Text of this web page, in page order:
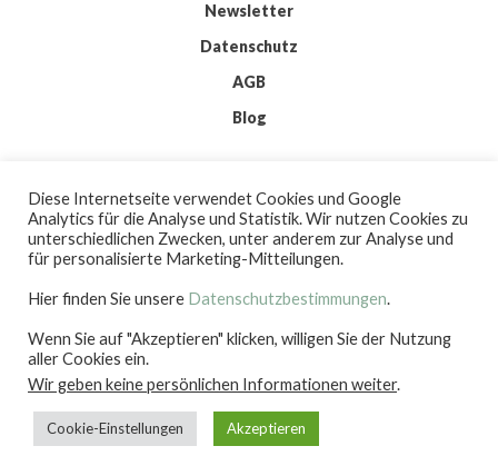
Newsletter
Datenschutz
AGB
Blog
BYWORDPRESS
| THEME: ELMASTUDIO
| ICONS: FLATICON
IMKIS
IDEEN FÜR MEDIEN & KOMMUNIKATION
Diese Internetseite verwendet Cookies und Google
Analytics für die Analyse und Statistik. Wir nutzen Cookies zu
unterschiedlichen Zwecken, unter anderem zur Analyse und
für personalisierte Marketing-Mitteilungen.
Hier finden Sie unsere Datenschutzbestimmungen.
Wenn Sie auf "Akzeptieren" klicken, willigen Sie der Nutzung
aller Cookies ein.
Wir geben keine persönlichen Informationen weiter.
Cookie-Einstellungen Akzeptieren